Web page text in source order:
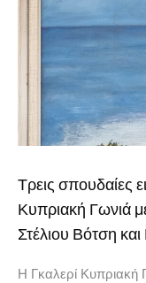
Τρεις σπουδαίες
Κυπριακή Γωνιά
Στέλιου Βότση
Η Γκαλερί Κυπριακή